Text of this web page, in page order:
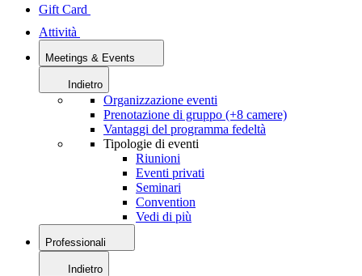
Gift Card
Attività
Meetings & Events
Indietro
Organizzazione eventi
Prenotazione di gruppo (+8 camere)
Vantaggi del programma fedeltà
Tipologie di eventi
Riunioni
Eventi privati
Seminari
Convention
Vedi di più
Professionali
Indietro